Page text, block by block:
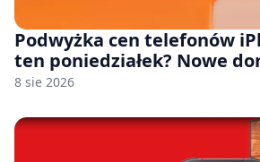
Podwyżka cen telefonów
ten poniedziałek? Nowe
8 sie 2026